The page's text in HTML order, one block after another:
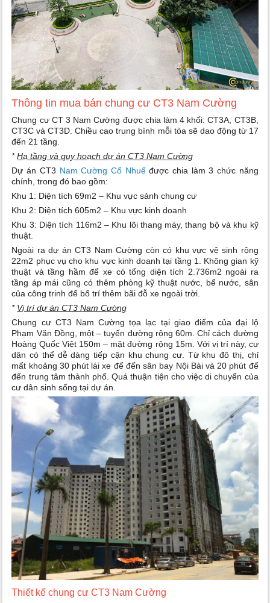
Thông tin mua bán chung cư CT3 Nam Cường
Chung cư CT 3 Nam Cường được chia làm 4 khối: CT3A, CT3B,
CT3C và CT3D. Chiều cao trung bình mỗi tòa sẽ dao động từ 17
đến 21 tầng.
*Hạ tầng và quy hoạch dự án CT3 Nam Cường
Dự án CT3 Nam Cường Cổ Nhuếđược chia làm 3 chức năng
chính, trong đó bao gồm:
Khu 1: Diện tích 69m2 – Khu vực sảnh chung cư
Khu 2: Diện tích 605m2 – Khu vực kinh doanh
Khu 3: Diện tích 116m2 – Khu lõi thang máy, thang bộ và khu kỹ
thuật.
Ngoài ra dự án CT3 Nam Cường còn có khu vực vệ sinh rộng
22m2 phục vụ cho khu vực kinh doanh tại tầng 1. Không gian kỹ
thuật và tầng hầm để xe có tổng diện tích 2.736m2 ngoài ra
tầng áp mái cũng có thêm phòng kỹ thuật nước, bể nước, sân
của công trinh để bố trí thêm bãi đỗ xe ngoài trời.
* Vị trí dự án CT3 Nam Cường
Chung cư CT3 Nam Cường tọa lạc tại giao điểm của đại lộ
Phạm Văn Đồng, một – tuyến đường rộng 60m. Chỉ cách đường
Hoàng Quốc Việt 150m – mặt đường rộng 15m. Với vị trí này, cư
dân có thể dễ dàng tiếp cận khu chung cư. Từ khu đô thị, chỉ
mất khoảng 30 phút lái xe để đến sân bay Nội Bài và 20 phút để
đến trung tâm thành phố. Quá thuận tiện cho việc di chuyển của
cư dân sinh sống tại dự án.
Thiết kế chung cư CT3 Nam Cường